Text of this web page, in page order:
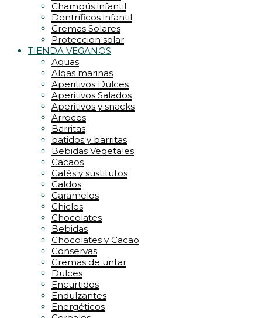
Champús infantil
Dentríficos infantil
Cremas Solares
Proteccion solar
TIENDA VEGANOS
Aguas
Algas marinas
Aperitivos Dulces
Aperitivos Salados
Aperitivos y snacks
Arroces
Barritas
batidos y barritas
Bebidas Vegetales
Cacaos
Cafés y sustitutos
Caldos
Caramelos
Chicles
Chocolates
Bebidas
Chocolates y Cacao
Conservas
Cremas de untar
Dulces
Encurtidos
Endulzantes
Energéticos